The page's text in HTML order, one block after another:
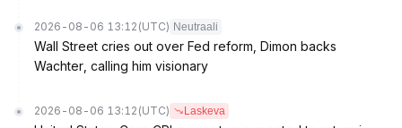
2026-08-06 13:12 (UTC) Neutraali
Wall Street cries out over Fed reform, Dimon backs
Wachter, calling him visionary
2026-08-06 13:12 (UTC) Laskeva